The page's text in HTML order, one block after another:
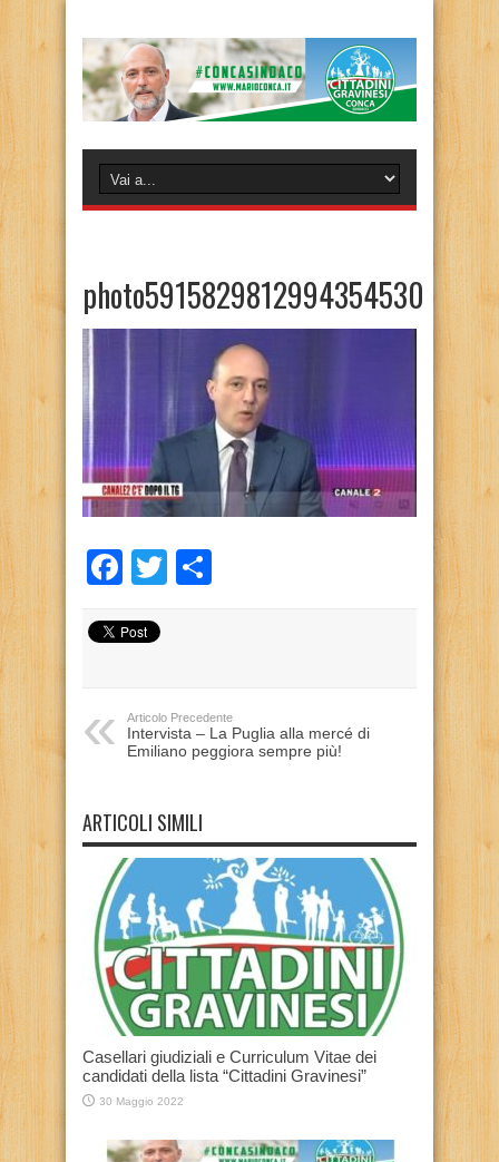
photo5915829812994354530
Facebook
Twitter
Articolo Precedente
Intervista – La Puglia alla mercé di
Emiliano peggiora sempre più!
ARTICOLI SIMILI
Casellari giudiziali e Curriculum Vitae dei
candidati della lista “Cittadini Gravinesi”
30 Maggio 2022